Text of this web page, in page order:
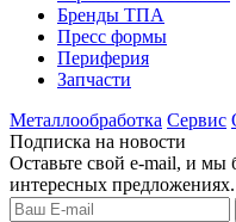
Бренды ТПА
Пресс формы
Периферия
Запчасти
Металлообработка Сервис
Подписка на новости
Оставьте свой e-mail, и мы
интересных предложениях.